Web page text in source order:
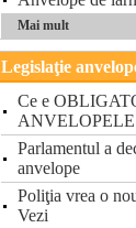
Mai mult
Legislaţie
Ce e
Parlamentul a
anvelope
Poliţia vrea o
Vezi